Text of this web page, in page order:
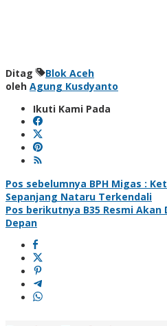
Ditag
Blok Aceh
oleh Agung Kusdyanto
Ikuti Kami Pada
Navigasi
pos
Pos sebelumnya BPH Migas :
Sepanjang Nataru Terkendali
Pos berikutnya B35 Resmi
Depan